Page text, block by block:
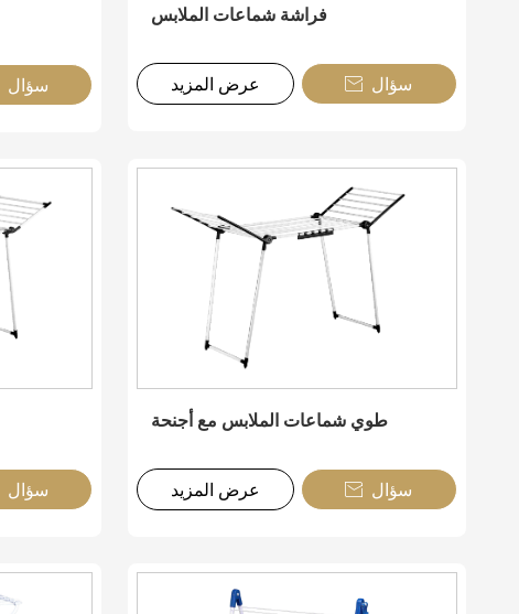
سؤال
فراشة شماعات الملابس
عرض المزيد  سؤال
سؤال
طوي شماعات الملابس مع أجنحة
عرض المزيد  سؤال